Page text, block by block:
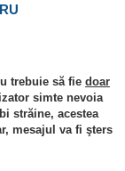
trebuie să fie doar
simte nevoia
străine, acestea
mesajul va fi şters